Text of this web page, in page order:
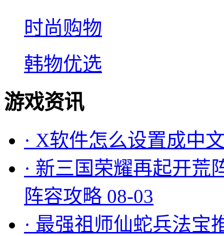
时尚购物
韩物优选
游戏资讯
· X软件怎么设置成中
· 新三国荣耀再起开荒
阵容攻略 08-03
· 最强祖师仙蛇兵法宝